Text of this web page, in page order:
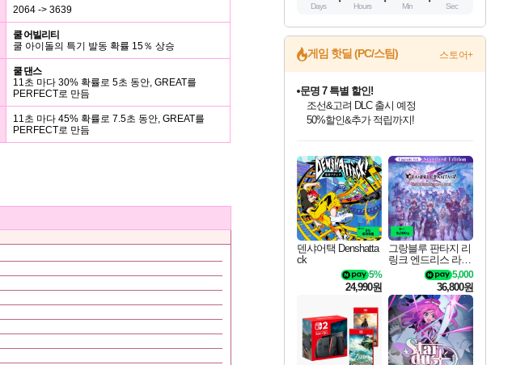
2064 -> 3639
쿨 어빌리티
쿨 아이돌의 특기 발동 확률 15％ 상승
쿨 댄스
11초 마다 30% 확률로 5초 동안, GREAT를
PERFECT로 만듬
11초 마다 45% 확률로 7.5초 동안, GREAT를
PERFECT로 만듬
Days Hours Min Sec
게임 핫딜 (PC/스팀) 스토어+
최대 90% 할인가를 만나보세요!
네이버혜택과 함께 만나보세요!
조선&고려 DLC 출시 예정
50%할인&추가 적립까지!
마블 투혼 파이팅 소울즈 정식출시!
네이버 포인트 혜택까지!
이니&베니 혜택까지!
네이버 혜택가와 함께 예약하세요!
할인&네이버혜택으로 만나보세요!
네이버페이 혜택과 만나보세요!
40주년 프로모션으로 만나보세요!
할인가에 만나보세요!
일부 에디션 상시 할인!
혜택으로 예약 판매 중
편안하게 충전하세요
덴샤어택 Denshatta
ck
5%
24,990원
그랑블루 판타지 리
링크 엔드리스 라그
나로크 업그레이드
킷 Granblue Fantasy
Relink Endless Ragn
arok Upgrade Kit DL
C
5,000
36,800원